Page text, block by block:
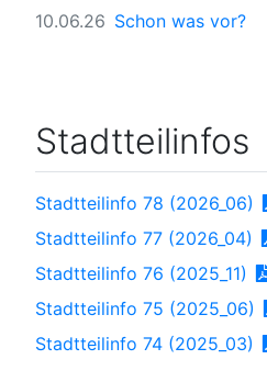
10.06.26 Schon was vor?
Stadtteilinfos
Stadtteilinfo 78 (2026_06)
Stadtteilinfo 77 (2026_04)
Stadtteilinfo 76 (2025_11)
Stadtteilinfo 75 (2025_06)
Stadtteilinfo 74 (2025_03)